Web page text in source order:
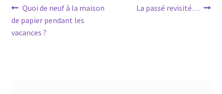
Navigation
de
Article
précédent :
Quoi de neuf à la maison
de papier pendant les
vacances ?
Article
La passé revisité…